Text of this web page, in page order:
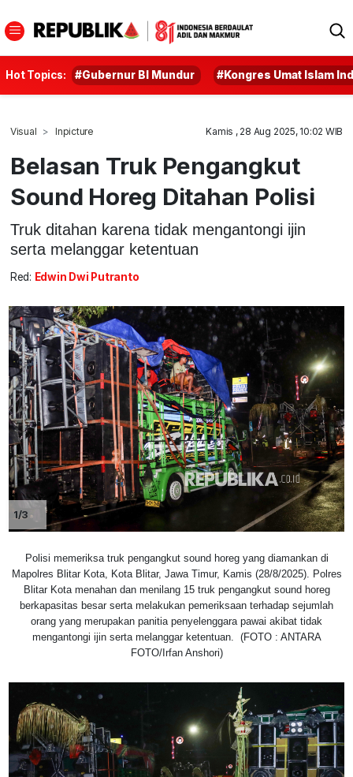
Hot Topics: #Gubernur BI Mundur #Kongres Umat Islam
Visual Inpicture Kamis , 28 Aug 2025, 10:02 WIB
Belasan Truk Pengangkut
Sound Horeg Ditahan Polisi
Truk ditahan karena tidak mengantongi ijin
serta melanggar ketentuan
Red: Edwin Dwi Putranto
1/3
Polisi memeriksa truk pengangkut sound horeg yang diamankan di
Mapolres Blitar Kota, Kota Blitar, Jawa Timur, Kamis (28/8/2025). Polres
Blitar Kota menahan dan menilang 15 truk pengangkut sound horeg
berkapasitas besar serta melakukan pemeriksaan terhadap sejumlah
orang yang merupakan panitia penyelenggara pawai akibat tidak
mengantongi ijin serta melanggar ketentuan. (FOTO : ANTARA
FOTO/Irfan Anshori)